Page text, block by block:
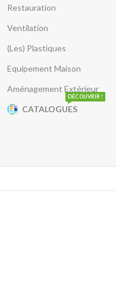
Restauration
Ventilation
(Les) Plastiques
Equipement Maison
Aménagement Extérieur
CATALOGUES
DÉCOUVRIR !